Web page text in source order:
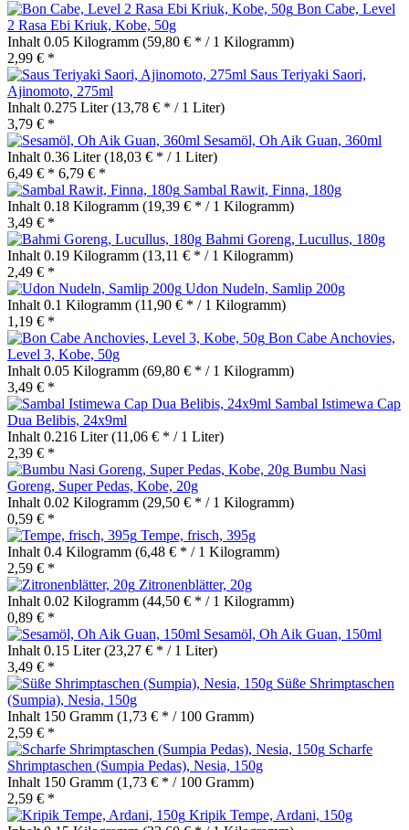
Bon Cabe, Level
2 Rasa Ebi Kriuk, Kobe, 50g
Inhalt 0.05 Kilogramm (59,80 € * / 1 Kilogramm)
2,99 € *
Saus Teriyaki Saori,
Ajinomoto, 275ml
Inhalt 0.275 Liter(13,78 € * / 1 Liter)
3,79 € *
Sesamöl, Oh Aik Guan, 360ml
Inhalt 0.36 Liter(18,03 € * / 1 Liter)
6,49 € * 6,79 € *
Sambal Rawit, Finna, 180g
Inhalt 0.18 Kilogramm (19,39 € * / 1 Kilogramm)
3,49 € *
Bahmi Goreng, Lucullus, 180g
Inhalt 0.19 Kilogramm (13,11 € * / 1 Kilogramm)
2,49 € *
Udon Nudeln, Samlip 200g
Inhalt 0.1 Kilogramm (11,90 € * / 1 Kilogramm)
1,19 € *
Bon Cabe Anchovies,
Level 3, Kobe, 50g
Inhalt 0.05 Kilogramm (69,80 € * / 1 Kilogramm)
3,49 € *
Sambal Istimewa Cap
Dua Belibis, 24x9ml
Inhalt 0.216 Liter(11,06 € * / 1 Liter)
2,39 € *
Bumbu Nasi
Goreng, Super Pedas, Kobe, 20g
Inhalt 0.02 Kilogramm (29,50 € * / 1 Kilogramm)
0,59 € *
Tempe, frisch, 395g
Inhalt 0.4 Kilogramm (6,48 € * / 1 Kilogramm)
2,59 € *
Zitronenblätter, 20g
Inhalt 0.02 Kilogramm (44,50 € * / 1 Kilogramm)
0,89 € *
Sesamöl, Oh Aik Guan, 150ml
Inhalt 0.15 Liter(23,27 € * / 1 Liter)
3,49 € *
Süße Shrimptaschen
(Sumpia), Nesia, 150g
Inhalt 150 Gramm (1,73 € * / 100 Gramm)
2,59 € *
Scharfe
Shrimptaschen (Sumpia Pedas), Nesia, 150g
Inhalt 150 Gramm (1,73 € * / 100 Gramm)
2,59 € *
Kripik Tempe, Ardani, 150g